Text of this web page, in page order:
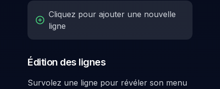
Cliquez pour ajouter une nouvelle
ligne
Édition des lignes
Survolez une ligne pour révéler son menu